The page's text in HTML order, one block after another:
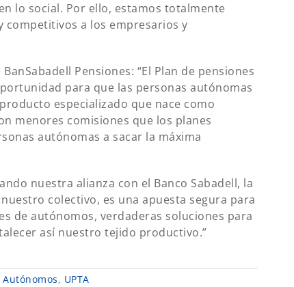
lo social. Por ello, estamos totalmente
a los empresarios y
BanSabadell Pensiones: “El Plan de pensiones
para que las personas autónomas
especializado que nace como
menores comisiones que los planes
autónomas a sacar la máxima
nuestra alianza con el Banco Sabadell, la
colectivo, es una apuesta segura para
de autónomos, verdaderas soluciones para
así nuestro tejido productivo.”
Autónomos, UPTA